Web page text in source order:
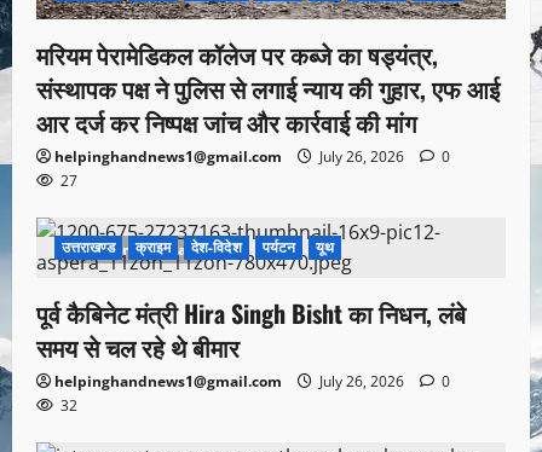
मरियम पेरामेडिकल कॉलेज पर कब्जे का षड्यंत्र,
संस्थापक पक्ष ने पुलिस से लगाई न्याय की गुहार, एफ आई
आर दर्ज कर निष्पक्ष जांच और कार्रवाई की मांग
helpinghandnews1@gmail.com July 26, 2026
0
27
1 minute read
उत्तराखण्ड क्राइम देश-विदेश पर्यटन यूथ
पूर्व कैबिनेट मंत्री Hira Singh Bisht का निधन, लंबे
समय से चल रहे थे बीमार
helpinghandnews1@gmail.com July 26, 2026
0
32